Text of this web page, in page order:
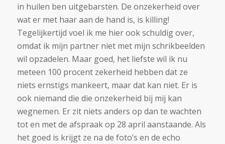
in huilen ben uitgebarsten. De onzekerheid over
wat er met haar aan de hand is, is killing!
Tegelijkertijd voel ik me hier ook schuldig over,
omdat ik mijn partner niet met mijn schrikbeelden
wil opzadelen. Maar goed, het liefste wil ik nu
meteen 100 procent zekerheid hebben dat ze
niets ernstigs mankeert, maar dat kan niet. Er is
ook niemand die die onzekerheid bij mij kan
wegnemen. Er zit niets anders op dan te wachten
tot en met de afspraak op 28 april aanstaande. Als
het goed is krijgt ze na de foto’s en de echo